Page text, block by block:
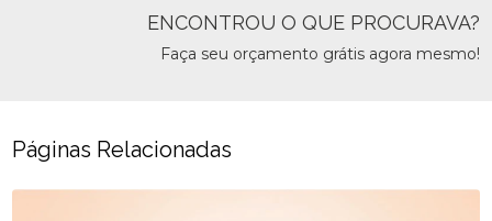
ENCONTROU O QUE PROCURAVA?
Faça seu orçamento grátis agora mesmo!
Páginas Relacionadas